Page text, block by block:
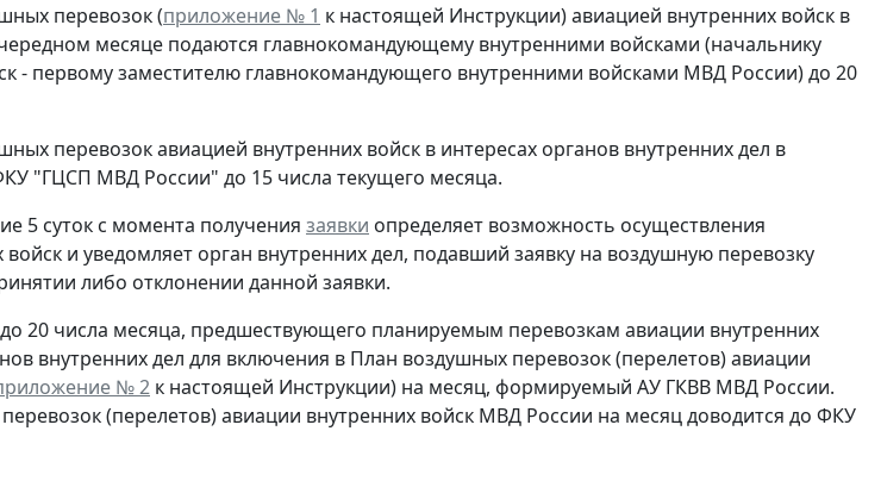
перевозок (приложение № 1 к настоящей Инструкции) авиацией внутренних войск в
месяце подаются главнокомандующему внутренними войсками (начальнику
- первому заместителю главнокомандующего внутренними войсками МВД России) до 20
перевозок авиацией внутренних войск в интересах органов внутренних дел в
"ГЦСП МВД России" до 15 числа текущего месяца.
5 суток с момента получения заявки определяет возможность осуществления
и уведомляет орган внутренних дел, подавший заявку на воздушную перевозку
либо отклонении данной заявки.
20 числа месяца, предшествующего планируемым перевозкам авиации внутренних
внутренних дел для включения в План воздушных перевозок (перелетов) авиации
№ 2 к настоящей Инструкции) на месяц, формируемый АУ ГКВВ МВД России.
(перелетов) авиации внутренних войск МВД России на месяц доводится до ФКУ